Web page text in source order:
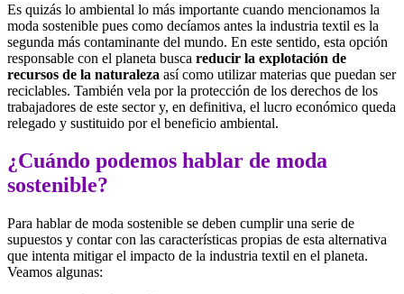
Es quizás lo ambiental lo más importante cuando mencionamos la
moda sostenible pues como decíamos antes la industria textil es la
segunda más contaminante del mundo. En este sentido, esta opción
responsable con el planeta busca reducir la explotación de
recursos de la naturaleza así como utilizar materias que puedan ser
reciclables. También vela por la protección de los derechos de los
trabajadores de este sector y, en definitiva, el lucro económico queda
relegado y sustituido por el beneficio ambiental.
¿Cuándo podemos hablar de moda
sostenible?
Para hablar de moda sostenible se deben cumplir una serie de
supuestos y contar con las características propias de esta alternativa
que intenta mitigar el impacto de la industria textil en el planeta.
Veamos algunas: